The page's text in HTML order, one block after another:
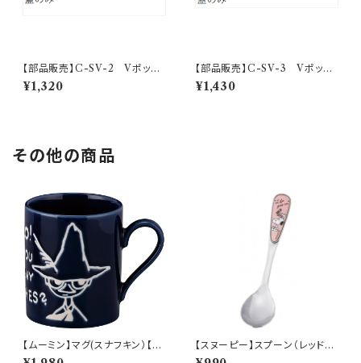
【部品販売】C-SV-2 Vポッ
ト フタ（クールホワイト）
¥1,320
【部品販売】C-SV-3 Vポッ
ト フタ（クールホワイト）
¥1,430
その他の商品
【ムーミン】マグ(スナフキン）【M
M9000】MM9003-11
【スヌーピー】スプーン（レッド）
【シーズン】